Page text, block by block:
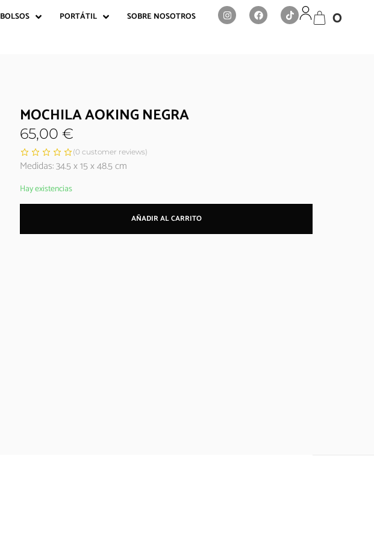
BOLSOS PORTÁTIL SOBRE NOSOTROS 0
MOCHILA AOKING NEGRA
65,00 €
(0 customer reviews)
Medidas: 34.5 x 15 x 48.5 cm
Hay existencias
AÑADIR AL CARRITO